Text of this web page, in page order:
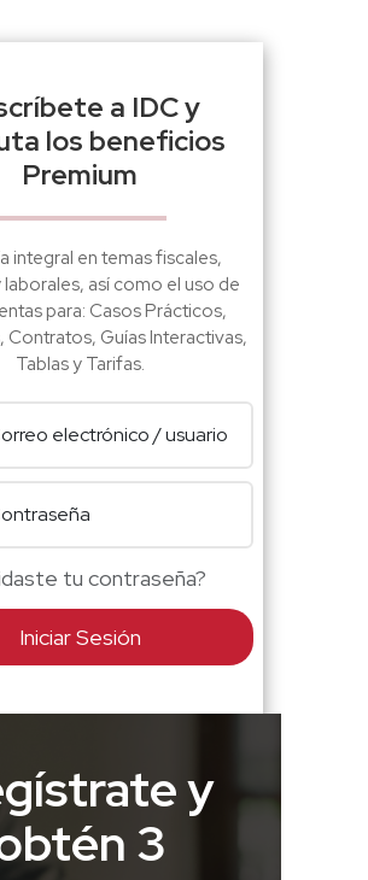
a IDC y
los beneficios
Premium
integral en temas fiscales,
laborales, así como el uso de
para: Casos Prácticos,
Contratos, Guías Interactivas,
Tablas y Tarifas.
tu contraseña?
Iniciar Sesión
y
3